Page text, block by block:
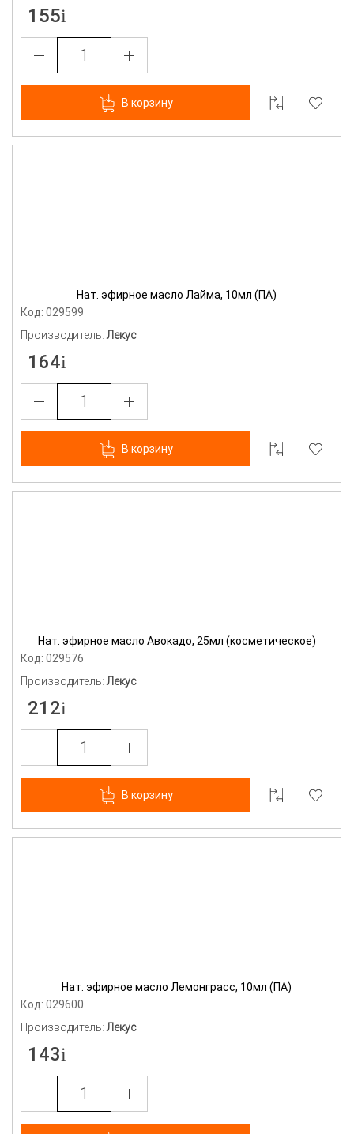
155
В корзину
Нат. эфирное масло Лайма, 10мл (ПА)
Код: 029599
Производитель:Лекус
164
В корзину
Нат. эфирное масло Авокадо, 25мл (косметическое)
Код: 029576
Производитель:Лекус
212
В корзину
Нат. эфирное масло Лемонграсс, 10мл (ПА)
Код: 029600
Производитель:Лекус
143